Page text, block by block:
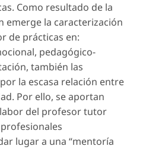
Como resultado de la
emerge la caracterización
de prácticas en:
pedagógico-
también las
la escasa relación entre
Por ello, se aportan
del profesor tutor
lugar a una “mentoría